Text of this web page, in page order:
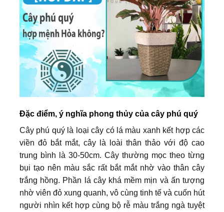
Đặc điểm, ý nghĩa phong thủy của cây phú quý
Cây phú quý là loại cây có lá màu xanh kết hợp các
viền đỏ bắt mắt, cây là loài thân thảo với độ cao
trung bình là 30-50cm. Cây thường mọc theo từng
bụi tạo nên màu sắc rất bắt mắt nhờ vào thân cây
trắng hồng. Phần lá cây khá mềm mịn và ấn tượng
nhờ viên đỏ xung quanh, vô cùng tinh tế và cuốn hút
người nhìn kết hợp cùng bộ rễ màu trắng ngà tuyệt